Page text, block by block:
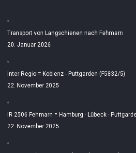
Transport von Langschienen nach Fehmarn
20. Januar 2026
Inter Regio = Koblenz - Puttgarden (F5832/5)
22. November 2025
IR 2506 Fehmarn = Hamburg - Lübeck -
22. November 2025